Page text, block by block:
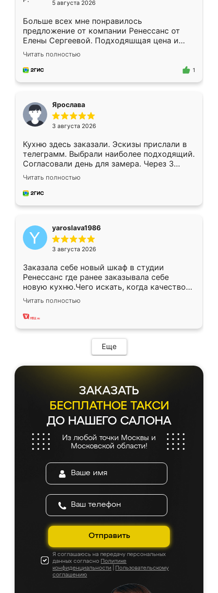
5 августа 2026
Больше всех мне понравилось
предложение от компании Ренессанс от
Елены Сергеевой. Подходяшщая цена и
короткие сроки изготовления. Приехавший
для замера сотрудник Владислав
предложил по моему эскизу самый
Читать полностью
1
Ярослава
3 августа 2026
Кухню здесь заказали. Эскизы прислали в
телеграмм. Выбрали наиболее подходящий.
Согласовали день для замера. Через 3
недели кухня была уже готова. Остались
довольны работой. Спасибо Ренессанс
мебель за качественную работу!
Читать полностью
yaroslava1986
3 августа 2026
Заказала себе новый шкаф в студии
Ренессанс где ранее заказывала себе
новую кухню.Чего искать, когда качеством
вполне довольна. Служит кухня уже почти
два года, нареканий нет.
Читать полностью
Еще
ЗАКАЗАТЬ
БЕСПЛАТНОЕ ТАКСИ
ДО НАШЕГО САЛОНА
Из любой точки Москвы и
Московской области!
Отправить
Я соглашаюсь на передачу персональных
данных согласно Политике
конфиденциальности
Пользовательскому
соглашению